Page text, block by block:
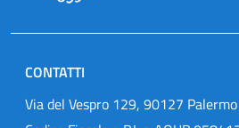
CONTATTI
Via del Vespro 129, 90127 Palermo